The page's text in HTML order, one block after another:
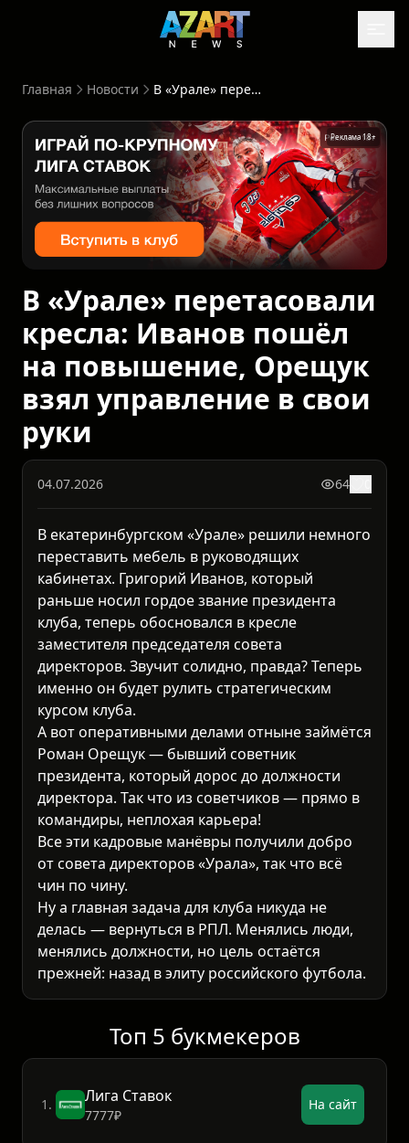
Главная Новости В «Урале» перетасовали кресла: Иванов пошёл на повышение, Орещук взял управление в свои руки
Реклама 18+
В «Урале» перетасовали
кресла: Иванов пошёл
на повышение, Орещук
взял управление в свои
руки
04.07.2026 64
В екатеринбургском «Урале» решили немного
переставить мебель в руководящих
кабинетах. Григорий Иванов, который
раньше носил гордое звание президента
клуба, теперь обосновался в кресле
заместителя председателя совета
директоров. Звучит солидно, правда? Теперь
именно он будет рулить стратегическим
курсом клуба.
А вот оперативными делами отныне займётся
Роман Орещук — бывший советник
президента, который дорос до должности
директора. Так что из советчиков — прямо в
командиры, неплохая карьера!
Все эти кадровые манёвры получили добро
от совета директоров «Урала», так что всё
чин по чину.
Ну а главная задача для клуба никуда не
делась — вернуться в РПЛ. Менялись люди,
менялись должности, но цель остаётся
прежней: назад в элиту российского футбола.
Топ 5 букмекеров
1. Лига Ставок
7777₽
На сайт